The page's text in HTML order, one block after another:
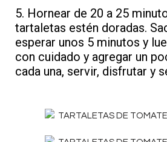
5. Hornear de 20 a 25
tartaletas estén doradas.
esperar unos 5 minutos y
con cuidado y agregar un
cada una, servir, disfrutar y